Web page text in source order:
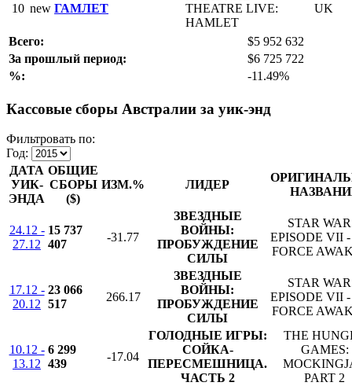
10 new ГАМЛЕТ
THEATRE LIVE:
HAMLET
UK
Всего:
$5 952 632
За прошлый период:
$6 725 722
%:
-11.49%
Кассовые сборы Австралии за уик-энд
Фильтровать по:
Год:
ДАТА
УИК-
ЭНДА
ОБЩИЕ
СБОРЫ
($)
ИЗМ.% ЛИДЕР
24.12 -
27.12
15 737
407
-31.77
ЗВЕЗДНЫЕ
ВОЙНЫ:
ПРОБУЖДЕНИЕ
СИЛЫ
STAR
EPISODE VII
FORCE
17.12 -
20.12
23 066
517
266.17
ЗВЕЗДНЫЕ
ВОЙНЫ:
ПРОБУЖДЕНИЕ
СИЛЫ
STAR
EPISODE VII
FORCE
10.12 -
13.12
6 299
439
-17.04
ГОЛОДНЫЕ ИГРЫ:
СОЙКА-
ПЕРЕСМЕШНИЦА.
ЧАСТЬ 2
THE
GAMES:
PART 2